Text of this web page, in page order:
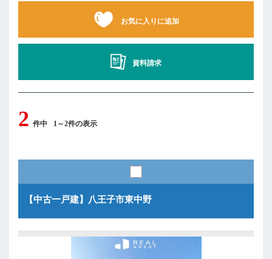
お気に入りに追加
資料請求
2 件中 1～2件の表示
【中古一戸建】八王子市東中野